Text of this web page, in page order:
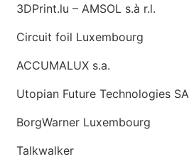
3DPrint.lu – AMSOL s.à r.l.
Circuit foil Luxembourg
ACCUMALUX s.a.
Utopian Future Technologies SA
BorgWarner Luxembourg
Talkwalker